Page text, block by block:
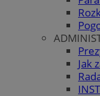
Jak